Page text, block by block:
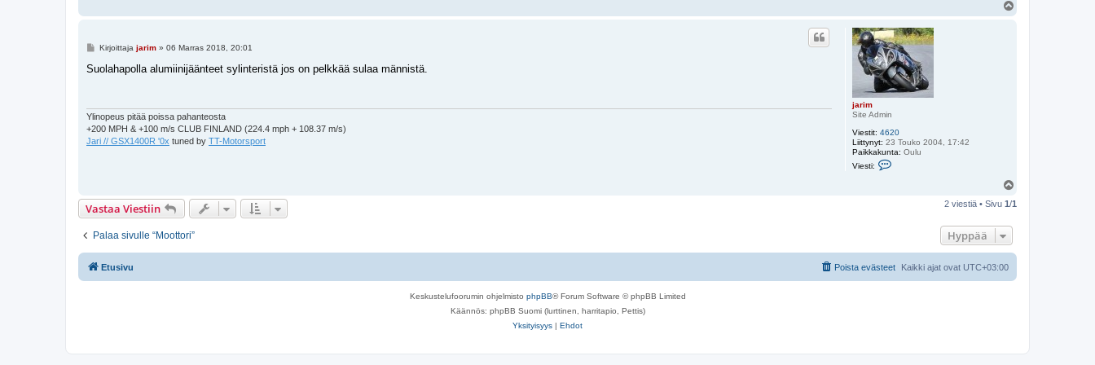
jarim
Site Admin
Viestit: 4620
Liittynyt: 23 Touko 2004, 17:42
Paikkakunta: Oulu
Viesti:
V
e
Kirjoittaja jarim» 06 Marras 2018, 20:01
Suolahapolla alumiinijäänteet sylinteristä jos on pelkkää sulaa männistä.
Ylinopeus pitää poissa pahanteosta
+200 MPH & +100 m/s CLUB FINLAND (224.4 mph + 108.37 m/s)
Jari // GSX1400R '0x tuned by TT-Motorsport
ö
Vastaa Viestiin 2 viestiä • Sivu 1/1
Palaa sivulle “Moottori” Hyppää
Etusivu Kaikki ajat ovat UTC+03:00
Poista evästeet
Keskustelufoorumin ohjelmisto phpBB® Forum Software © phpBB Limited
Käännös: phpBB Suomi (lurttinen, harritapio, Pettis)
Yksityisyys | Ehdot